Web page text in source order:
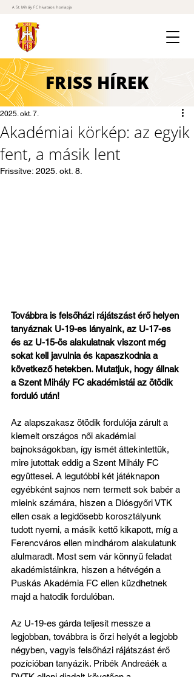
A St. Mihály FC hivatalos honlapja
FRISS HÍREK
Akadémiai körkép: az egyik
fent, a másik lent
2025. okt. 7.
Frissítve: 2025. okt. 8.
Továbbra is felsőházi rájátszást érő helyen
tanyáznak U-19-es lányaink, az U-17-es
és az U-15-ös alakulatnak viszont még
sokat kell javulnia és kapaszkodnia a
következő hetekben. Mutatjuk, hogy állnak
a Szent Mihály FC akadémistái az ötödik
forduló után!
Az alapszakasz ötödik fordulója zárult a
kiemelt országos női akadémiai
bajnokságokban, így ismét áttekintettük,
mire jutottak eddig a Szent Mihály FC
együttesei. A legutóbbi két játéknapon
egyébként sajnos nem termett sok babér a
mieink számára, hiszen a Diósgyőri VTK
ellen csak a legidősebb korosztályunk
tudott nyerni, a másik kettő kikapott, míg a
Ferencváros ellen mindhárom alakulatunk
alulmaradt. Most sem vár könnyű feladat
akadémistáinkra, hiszen a hétvégén a
Puskás Akadémia FC ellen küzdhetnek
majd a hatodik fordulóban.
Az U-19-es gárda teljesít messze a
legjobban, továbbra is őrzi helyét a legjobb
négyben, vagyis felsőházi rájátszást érő
pozícióban tanyázik. Pribék Andreáék a